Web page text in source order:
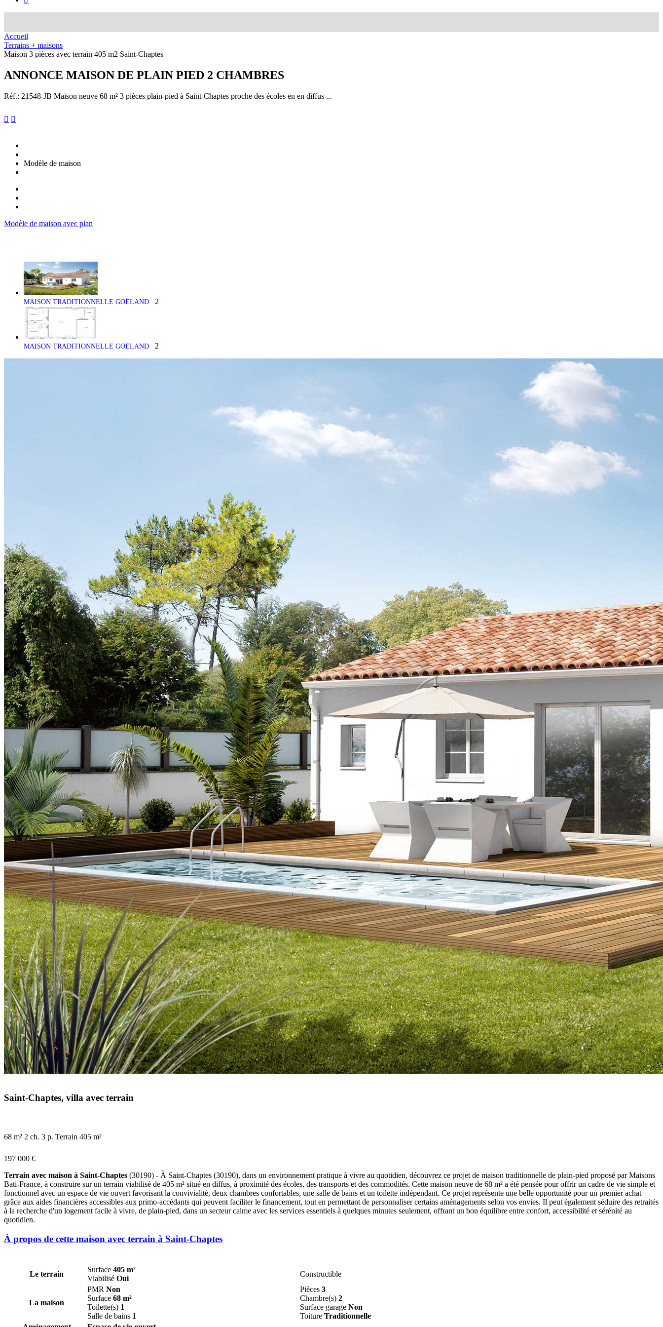
Accueil
Terrains + maisons
Maison 3 pièces avec terrain 405 m2 Saint-Chaptes
ANNONCE MAISON DE PLAIN PIED 2 CHAMBRES
Réf.: 21548-JB Maison neuve 68 m² 3 pièces plain-pied à Saint-Chaptes proche des écoles en en diffus ...
 
Modèle de maison
Modèle de maison avec plan
MAISON TRADITIONNELLE GOËLAND 2
MAISON TRADITIONNELLE GOËLAND 2
Saint-Chaptes, villa avec terrain
68 m² 2 ch. 3 p. Terrain 405 m²
197 000 €
Terrain avec maison à Saint-Chaptes (30190) - À Saint-Chaptes (30190), dans un environnement pratique à vivre au quotidien, découvrez ce projet de maison traditionnelle de plain-pied proposé par Maisons
Bati-France, à construire sur un terrain viabilisé de 405 m² situé en diffus, à proximité des écoles, des transports et des commodités. Cette maison neuve de 68 m² a été pensée pour offrir un cadre de vie simple et
fonctionnel avec un espace de vie ouvert favorisant la convivialité, deux chambres confortables, une salle de bains et un toilette indépendant. Ce projet représente une belle opportunité pour un premier achat
grâce aux aides financières accessibles aux primo-accédants qui peuvent faciliter le financement, tout en permettant de personnaliser certains aménagements selon vos envies. Il peut également séduire des retraités
à la recherche d'un logement facile à vivre, de plain-pied, dans un secteur calme avec les services essentiels à quelques minutes seulement, offrant un bon équilibre entre confort, accessibilité et sérénité au
quotidien.
À propos de cette maison avec terrain à Saint-Chaptes
Le terrain
Surface 405 m²
Viabilisé Oui
Constructible
La maison
PMR Non
Surface 68 m²
Toilette(s) 1
Salle de bains 1
Pièces 3
Chambre(s) 2
Surface garage Non
Toiture Traditionnelle